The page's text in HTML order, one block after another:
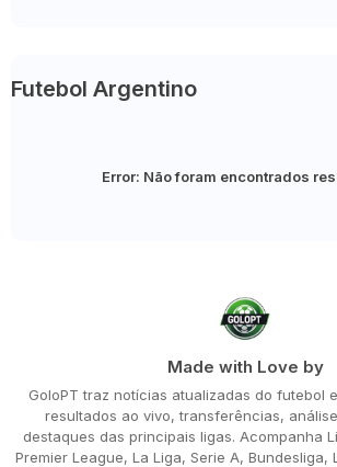
Futebol Argentino
Error: Não foram encontrados
Made with Love by
GoloPT traz notícias atualizadas do futebol
resultados ao vivo, transferências,
destaques das principais ligas. Acompanha
Premier League, La Liga, Serie A, Bundesliga,